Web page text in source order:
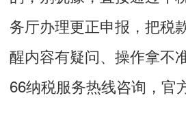
务厅办理更正申报，把税
醒内容有疑问、操作拿不
66纳税服务热线咨询，官